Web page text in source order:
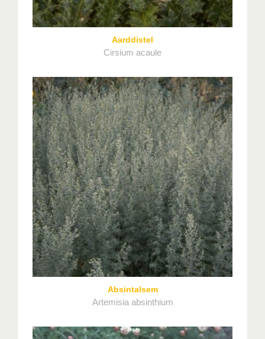
Aarddistel
Cirsium acaule
Absintalsem
Artemisia absinthium